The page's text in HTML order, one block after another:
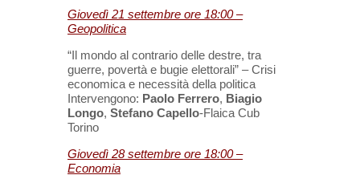
Giovedì 21 settembre ore 18:00 –
Geopolitica
“Il mondo al contrario delle destre, tra
guerre, povertà e bugie elettorali” – Crisi
economica e necessità della politica
Intervengono: Paolo Ferrero, Biagio
Longo, Stefano Capello-Flaica Cub
Torino
Giovedì 28 settembre ore 18:00 –
Economia